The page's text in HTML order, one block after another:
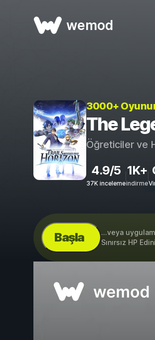
wemod
3000+
The
Öğreticiler ve
4.9/5
37K inceleme
1K+
indirme
Başla ...veya
Sınırsız HP